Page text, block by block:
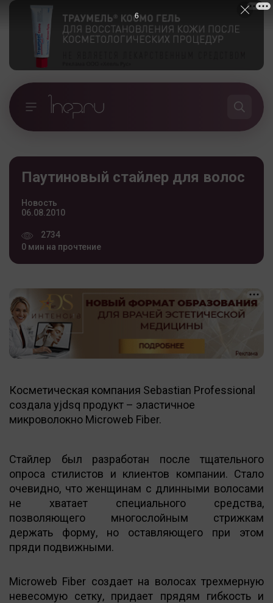
Паутиновый стайлер для волос
Новость
06.08.2010
2734
0 мин на прочтение
Косметическая компания Sebastian Professional
создала yjdsq продукт – эластичное
микроволокно Microweb Fiber.
Стайлер был разработан после тщательного
опроса стилистов и клиентов компании. Стало
очевидно, что женщинам с длинными волосами
не хватает специального средства,
позволяющего многослойным стрижкам
держать форму, но оставляющего при этом
пряди подвижными.
Microweb Fiber создает на волосах трехмерную
невесомую сетку, придает прядям гибкость и
5